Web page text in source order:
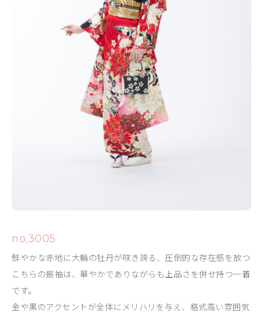
no,3005
鮮やかな赤地に大輪の牡丹が咲き誇る、圧倒的な存在感を放つ
こちらの振袖は、華やかでありながらも上品さを併せ持つ一着
です。
金や黒のアクセントが全体にメリハリを与え、格式高い雰囲気